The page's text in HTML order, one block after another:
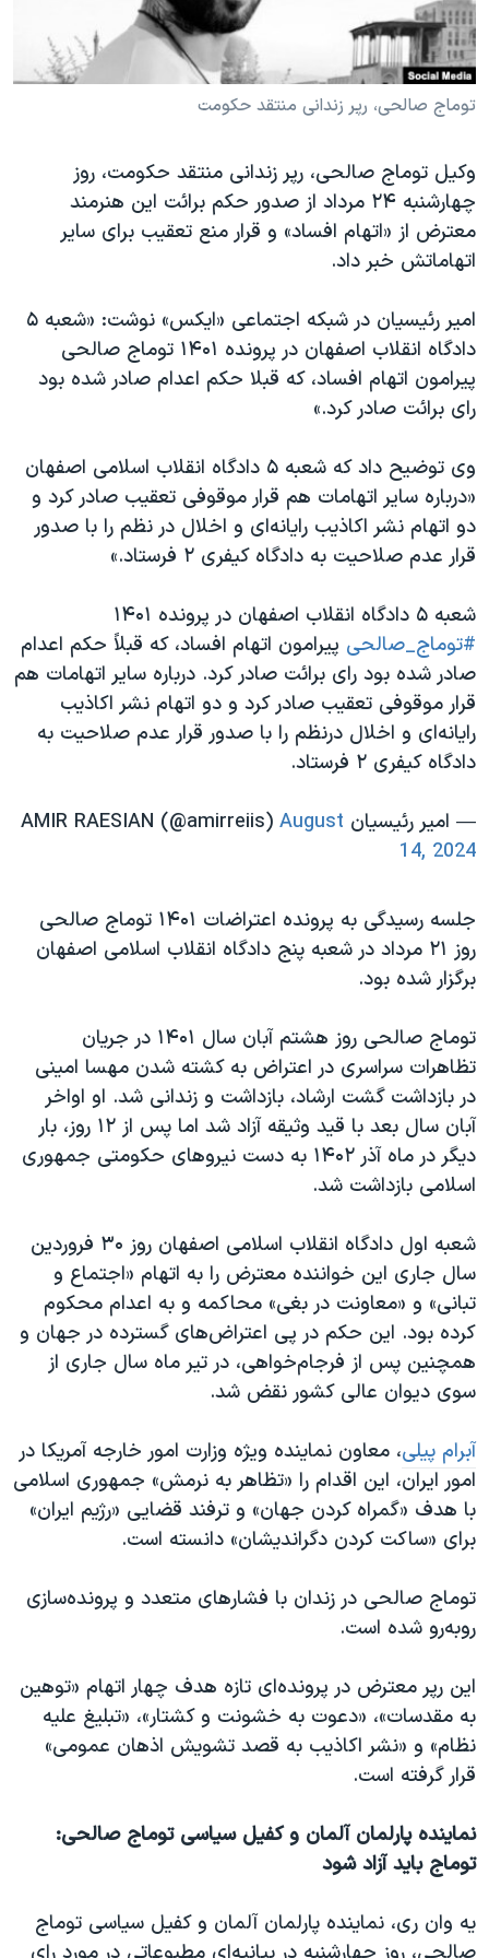
فرهنگ و زندگی
حقوق شهروندی
اقتصادی
اسرائیل در جنگ
گالری عکس
آرشیو پخش زنده
مستندها
انتخابات ریاست جمهوری آمریکا ۲۰۲۴
حمله جمهوری اسلامی به اسرائیل
ورزش زنان در ایران
اعتراضات زن، زندگی، آزادی
مجموعه مستندهای دادخواهی
دادگاه حمید نوری
چهل سال گروگان‌گیری
قانون شفافیت دارائی کادر رهبری ایران
اسرائیل در جنگ
نرگس محمدی برنده جایزه نوبل صلح
همایش محافظه‌کاران آمریکا «سی‌پک»
صفحه‌های ویژه
سفر پرزیدنت ترامپ به چین
دنبال کنید
زبانهای مختلف
توماج صالحی، رپر زندانی منتقد حکومت
وکیل توماج صالحی، رپر زندانی منتقد حکومت، روز
چهارشنبه ۲۴ مرداد از صدور حکم برائت این هنرمند
معترض از «اتهام افساد» و قرار منع تعقیب برای سایر
اتهاماتش خبر داد.
امیر رئیسیان در شبکه اجتماعی «ایکس» نوشت: «شعبه ۵
دادگاه انقلاب اصفهان در پرونده ۱۴۰۱ توماج صالحی
پیرامون اتهام افساد، که قبلا حکم اعدام صادر شده بود
رای برائت صادر کرد.»
وی توضیح داد که شعبه ۵ دادگاه انقلاب اسلامی اصفهان
«درباره سایر اتهامات هم قرار موقوفی تعقیب صادر کرد و
دو اتهام نشر اکاذیب رایانه‌ای و اخلال در نظم را با صدور
قرار عدم صلاحیت به دادگاه کیفری ۲ فرستاد.»
شعبه ۵ دادگاه انقلاب اصفهان در پرونده ۱۴۰۱
#توماج_صالحی پیرامون اتهام افساد، که قبلاً حکم اعدام
صادر شده بود رای برائت صادر کرد. درباره سایر اتهامات هم
قرار موقوفی تعقیب صادر کرد و دو اتهام نشر اکاذیب
رایانه‌ای و اخلال درنظم را با صدور قرار عدم صلاحیت به
دادگاه کیفری ۲ فرستاد.
— امير رئيسيان AMIR RAESIAN (@amirreiis) August
14, 2024
جلسه رسیدگی به پرونده اعتراضات ۱۴۰۱ توماج صالحی
روز ۲۱ مرداد در شعبه پنج دادگاه انقلاب اسلامی اصفهان
برگزار شده بود.
توماج صالحی روز هشتم آبان سال ۱۴۰۱ در جریان
تظاهرات سراسری در اعتراض به کشته شدن مهسا امینی
در بازداشت گشت ارشاد، بازداشت و زندانی شد. او اواخر
آبان سال بعد با قید وثیقه آزاد شد اما پس از ۱۲ روز، بار
دیگر در ماه آذر ۱۴۰۲ به دست نیروهای حکومتی جمهوری
اسلامی بازداشت شد.
شعبه اول دادگاه انقلاب اسلامی اصفهان روز ۳۰ فروردین
سال جاری این خواننده معترض را به اتهام «اجتماع و
تبانی» و «معاونت در بغی» محاکمه و به اعدام محکوم
کرده بود. این حکم در پی اعتراض‌های گسترده در جهان و
همچنین پس از فرجام‌خواهی، در تیر ماه سال جاری از
سوی دیوان عالی کشور نقض شد.
آبرام پیلی، معاون نماینده ویژه وزارت امور خارجه آمریکا در
امور ایران، این اقدام را «تظاهر به نرمش» جمهوری اسلامی
با هدف «گمراه کردن جهان» و ترفند قضایی «رژیم ایران»
برای «ساکت کردن دگراندیشان» دانسته است.
توماج صالحی در زندان با فشارهای متعدد و پرونده‌سازی
روبه‌رو شده است.
این رپر معترض در پرونده‌ای تازه هدف چهار اتهام «توهین
به مقدسات»، «دعوت به خشونت و کشتار»، «تبلیغ علیه
نظام» و «نشر اکاذیب به قصد تشویش اذهان عمومی»
قرار گرفته است.
نماینده پارلمان آلمان و کفیل سیاسی توماج صالحی:
توماج باید آزاد شود
یه وان ری، نماینده پارلمان آلمان و کفیل سیاسی توماج